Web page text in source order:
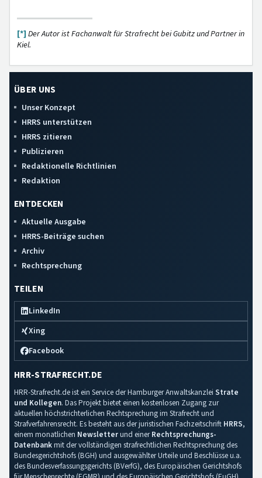
[*] Der Autor ist Fachanwalt für Strafrecht bei Gubitz und Partner in
Kiel.
ÜBER UNS
Unser Konzept
HRRS unterstützen
HRRS zitieren
Publizieren
Redaktionelle Richtlinien
Redaktion
ENTDECKEN
Aktuelle Ausgabe
HRRS-Beiträge suchen
Archiv
Rechtsprechung
TEILEN
LinkedIn
Xing
Facebook
HRR-STRAFRECHT.DE
HRR-Strafrecht.de ist ein Service der Hamburger Anwaltskanzlei Strate
und Kollegen. Das Projekt bietet einen kostenlosen Zugang zur
aktuellen höchstrichterlichen Rechtsprechung im Strafrecht und
Strafverfahrensrecht. Es besteht aus der juristischen Fachzeitschrift HRRS,
einem monatlichen Newsletterund einerRechtsprechungs-
Datenbankmit der vollständigen strafrechtlichen Rechtsprechung des
Bundesgerichtshofs (BGH) und ausgewählter Urteile und Beschlüsse u.a.
des Bundesverfassungsgerichts (BVerfG), des Europäischen Gerichtshofs